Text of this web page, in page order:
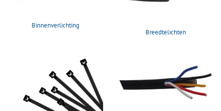
Binnenverlichting
Breedtelichten